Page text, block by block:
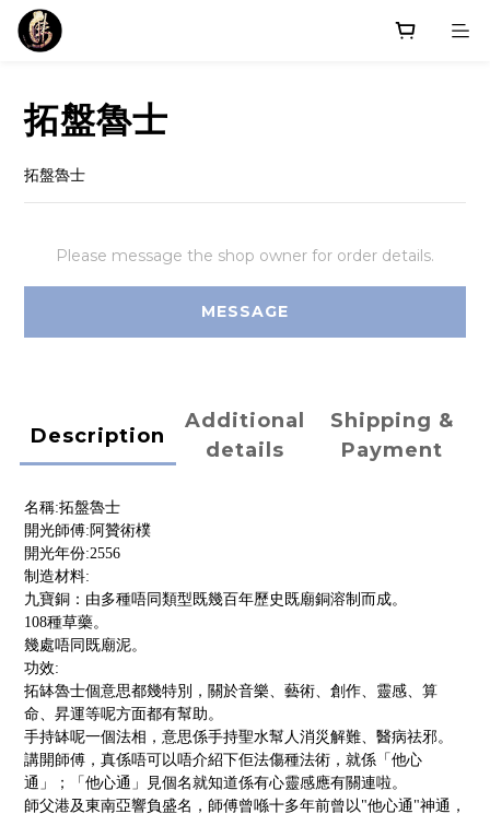
拓盤魯士
拓盤魯士
Please message the shop owner for order details.
MESSAGE
Description
Additional
details
Shipping &
Payment
名稱:拓盤魯士
開光師傅:阿贊術樸
開光年份:2556
制造材料:
九寶銅：由多種唔同類型既幾百年歷史既廟銅溶制而成。
108種草藥。
幾處唔同既廟泥。
功效:
拓缽魯士個意思都幾特別，關於音樂、藝術、創作、靈感、算
命、昇運等呢方面都有幫助。
手持缽呢一個法相，意思係手持聖水幫人消災解難、醫病祛邪。
講開師傅，真係唔可以唔介紹下佢法傷種法術，就係「他心
通」；「他心通」見個名就知道係有心靈感應有關連啦。
師父港及東南亞響負盛名，師傅曾喺十多年前曾以"他心通"神通，